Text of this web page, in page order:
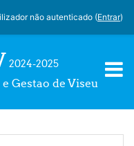
não autenticado (Entrar)
2024-2025
Gestao de Viseu